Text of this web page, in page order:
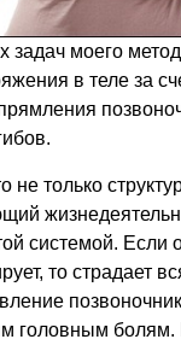
задач моего
в теле за
не только
системой. Если
то страдает
головным